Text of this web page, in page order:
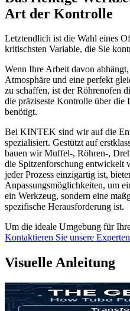
Art der Kontrolle
Letztendlich ist die Wahl eines
kritischsten Variable, die Sie
Wenn Ihre Arbeit davon
Atmosphäre und eine perfekt
zu schaffen, ist der Röhrenofen
die präziseste Kontrolle über
benötigt.
Bei KINTEK sind wir auf die
spezialisiert. Gestützt auf
bauen wir Muffel-, Röhren-,
die Spitzenforschung entwickelt
jeder Prozess einzigartig ist,
Anpassungsmöglichkeiten, um
ein Werkzeug, sondern eine
spezifische Herausforderung ist.
Um die ideale Umgebung für
Kontaktieren Sie unsere Experten
Visuelle Anleitung